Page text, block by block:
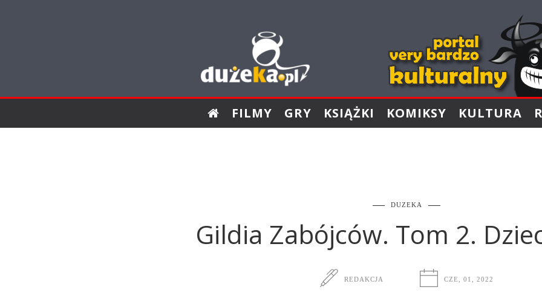
FILMY GRY KSIĄŻKI KOMIKSY KULTURA
DUZEKA
Gildia Zabójców. Tom 2.
REDAKCJA CZE, 01, 2022